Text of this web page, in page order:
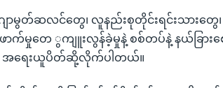
ဂျာမွတ်ဆလင်တွေ၊ လူနည်းစုတိုင်းရင်းသားတွေ
ာက်မှုတေ ွကျူးလွန်ခဲ့မှုနဲ့ စစ်တပ်နဲ့ နယ်ခြာ
က အရေးယူပိတ်ဆို့လိုက်ပါတယ်။